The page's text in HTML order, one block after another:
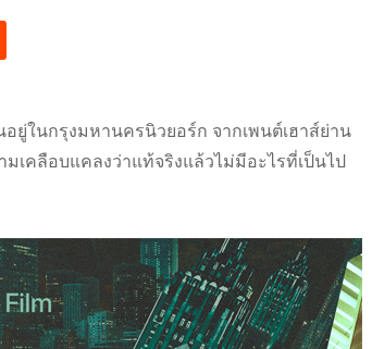
อยู่ในกรุงมหานครนิวยอร์ก จากเพนต์เฮาส์ย่าน
เคลือบแคลงว่าแท้จริงแล้วไม่มีอะไรที่เป็นไป